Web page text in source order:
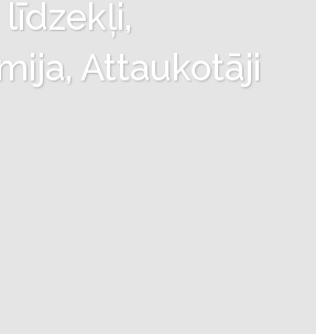
līdzekļi,
Attaukotāji